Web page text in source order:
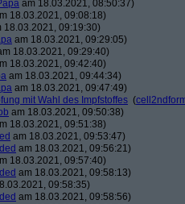
am 18.03.2021, 08:50:37)
18.03.2021, 09:08:18)
18.03.2021, 09:19:30)
am 18.03.2021, 09:29:05)
18.03.2021, 09:29:40)
18.03.2021, 09:42:40)
am 18.03.2021, 09:44:34)
am 18.03.2021, 09:47:49)
mit Wahl des Impfstoffes (
am 18.03.2021, 09:50:38)
18.03.2021, 09:51:38)
am 18.03.2021, 09:53:47)
am 18.03.2021, 09:56:21)
18.03.2021, 09:57:40)
am 18.03.2021, 09:58:13)
09:58:35)
am 18.03.2021, 09:58:56)